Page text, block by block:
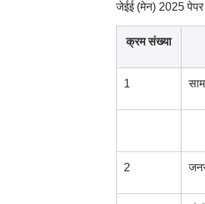
जेईई (मेन) 2025 पेपर
क्रम संख्या
1
2